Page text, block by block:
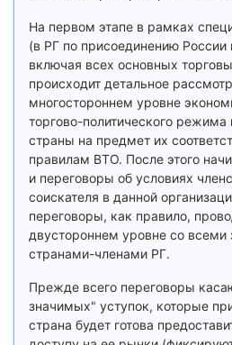
На первом этапе в рамках
(в РГ по присоединению
включая всех основных
происходит детальное
многостороннем уровне
торгово-политического
страны на предмет их
правилам ВТО. После этого
и переговоры об условиях
соискателя в данной
переговоры, как правило,
двустороннем уровне со всеми
странами-членами РГ.
Прежде всего переговоры
значимых" уступок, которые
страна будет готова